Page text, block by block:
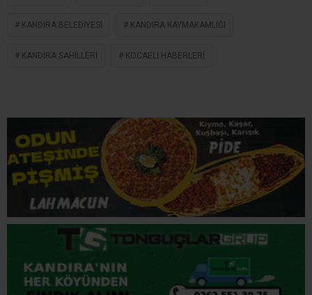
Denetimler Sürecek
tüketiminin sağlanması amacıyla denetimlerin ilçe
GIDA DENETIMI GIDA GÜVENLIĞI HALK SAĞLIĞI
İLÇETARIM JANDARMA KANDIRA
KANDIRA BELEDIYESI KANDIRA KAYMAKAMLIĞI
KANDIRA SAHILLERI KOCAELI HABERLERI